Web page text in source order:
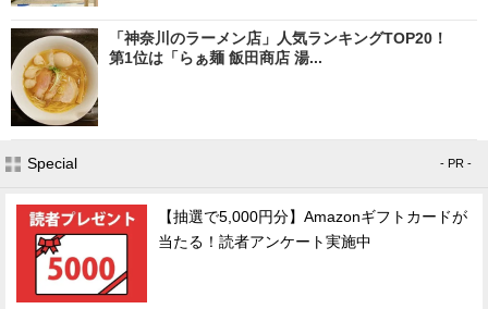
「神奈川のラーメン店」人気ランキングTOP20！
第1位は「らぁ麺 飯田商店 湯...
Special - PR -
【抽選で5,000円分】Amazonギフトカードが
当たる！読者アンケート実施中